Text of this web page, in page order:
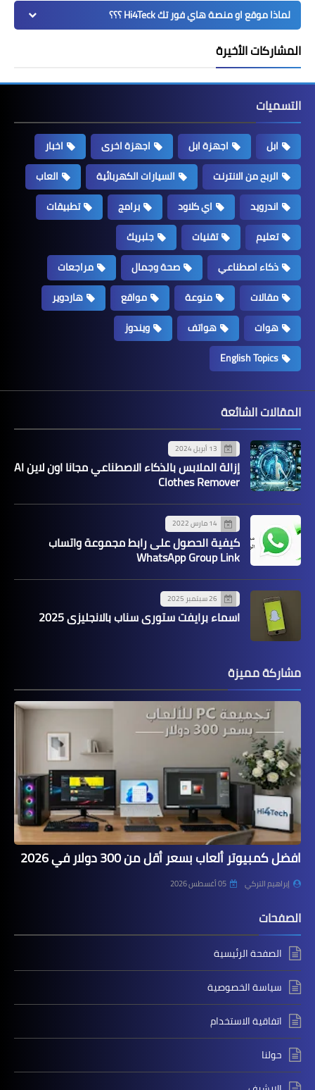
لماذا موقع او منصة هاي فور تك Hi4Teck ؟؟؟
المشاركات الأخيرة
التسميات
ابل اجهزة ابل اجهزة اخرى
اخبار
الربح من الانترنت
السيارات الكهربائية
العاب
اندرويد
اي كلاود برامج
تطبيقات
تعليم
تقنيات
جلبريك
ذكاء اصطناعي
صحة وجمال
مراجعات
مقالات
منوعة مواقع
هاردوير
هوات
هواتف
ويندوز
English Topics
المقالات الشائعة
13 أبريل 2024
إزالة الملابس بالذكاء الاصطناعي مجانا اون لاين AI
Clothes Remover
14 مارس 2022
كيفية الحصول على رابط مجموعة واتساب
WhatsApp Group Link
26 سبتمبر 2025
اسماء برايفت ستوري سناب بالانجليزي 2025
مشاركة مميزة
افضل كمبيوتر ألعاب بسعر أقل من 300 دولار في 2026
إبراهيم التركي 05 أغسطس 2026
الصفحات
الصفحة الرئيسية
سياسة الخصوصية
اتفاقية الاستخدام
حولنا